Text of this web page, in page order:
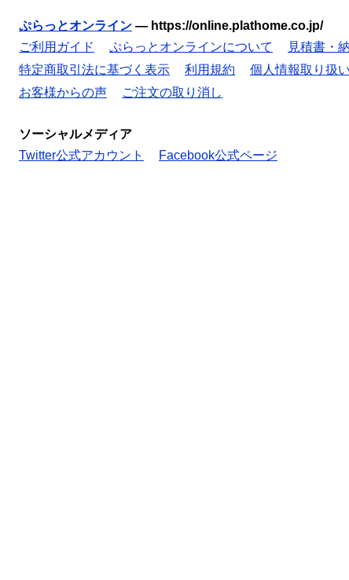
ぷらっとオンライン — https://online.plathome.co.jp/
ご利用ガイド
ぷらっとオンラインについて 見積書・
特定商取引法に基づく表示
利用規約 個人情報取り扱
お客様からの声
ご注文の取り消し
ソーシャルメディア
Twitter公式アカウント
Facebook公式ページ